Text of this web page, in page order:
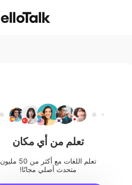
تعلم من أي مكان
تعلم اللغات مع أكثر من 50 مليون
متحدث أصلي مجانًا!